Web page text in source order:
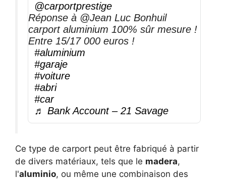
@carportprestige
Réponse à @Jean Luc Bonhuil
carport aluminium 100% sûr mesure !
Entre 15/17 000 euros !
#aluminium
#garaje
#voiture
#abri
#car
♬ Bank Account – 21 Savage
Ce type de carport peut être fabriqué à partir
de divers matériaux, tels que le madera,
l'aluminio, ou même une combinaison des